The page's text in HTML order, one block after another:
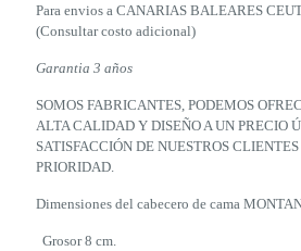
Para envios a CANARIAS BALEARES
(Consultar costo adicional)
Garantia 3 años
SOMOS FABRICANTES, PODEMOS
ALTA CALIDAD Y DISEÑO A UN PRECIO
SATISFACCIÓN DE NUESTROS
PRIORIDAD.
Dimensiones del cabecero de cama
Grosor 8 cm.